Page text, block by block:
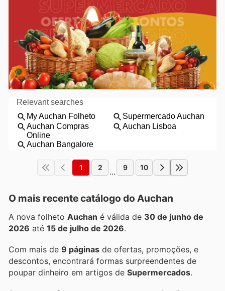
1 2 ... 9 10
O mais recente catálogo do Auchan
A nova folheto Auchan é válida de 30 de junho de
2026 até 15 de julho de 2026.
Com mais de 9 páginas de ofertas, promoções, e
descontos, encontrará formas surpreendentes de
poupar dinheiro em artigos de Supermercados.